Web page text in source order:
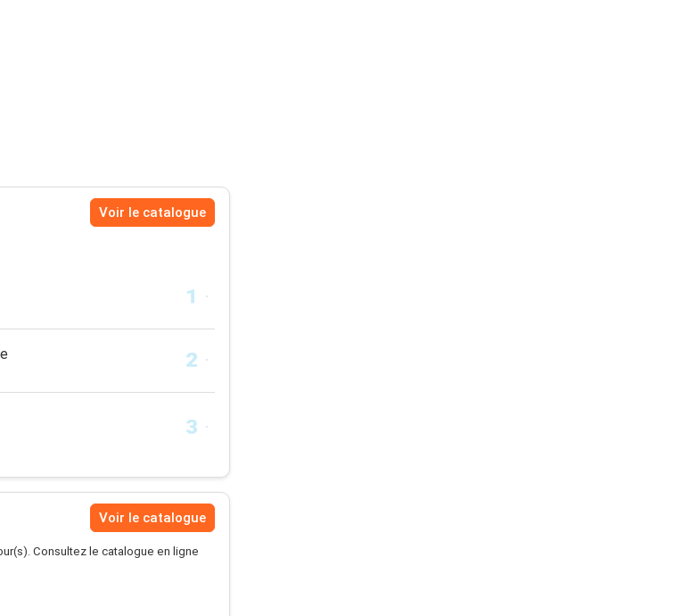
Voir le catalogue
Voir le catalogue
Consultez le catalogue en ligne